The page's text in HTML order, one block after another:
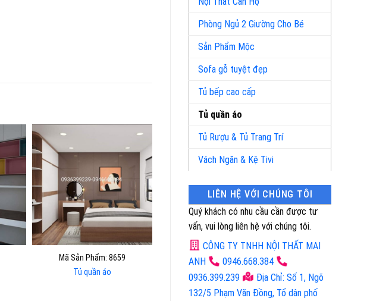
Phòng Ngủ 2 Giường Cho Bé
Sản Phẩm Mộc
Sofa gỗ tuyệt đẹp
Tủ bếp cao cấp
Tủ quần áo
Tủ Rượu & Tủ Trang Trí
Vách Ngăn & Kệ Tivi
LIÊN HỆ VỚI CHÚNG TÔI
Quý khách có nhu cầu cần được tư
vấn, vui lòng liên hệ với chúng tôi.
CÔNG TY TNHH NỘI THẤT MAI
ANH
0946.668.384
0936.399.239
Địa Chỉ: Số 1, Ngõ
132/5 Phạm Văn Đồng, Tổ dân phố
Mã Sản Phẩm: 8659
Tủ quần áo
Mã Sản Phẩm: 6163
Tủ quần áo